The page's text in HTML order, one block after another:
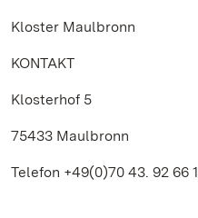
Kloster Maulbronn
KONTAKT
Klosterhof 5
75433 Maulbronn
Telefon +49(0)70 43. 92 66